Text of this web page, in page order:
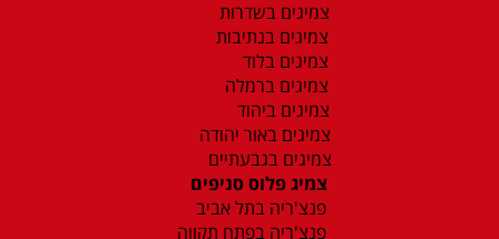
צמיגים בשדרות
צמיגים בנתיבות
צמיגים בלוד
צמיגים ברמלה
צמיגים ביהוד
צמיגים באור יהודה
צמיגים בגבעתיים
צמיג פלוס סניפים
פנצ'ריה בתל אביב
פנצ'ריה בפתח תקווה